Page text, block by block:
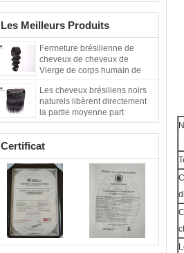
Les Meilleurs Produits
Fermeture brésilienne de
cheveux de cheveux de
Vierge de corps humain de
naturels de vague
Les cheveux brésiliens noirs
naturels libèrent directement
la partie moyenne part
Certificat